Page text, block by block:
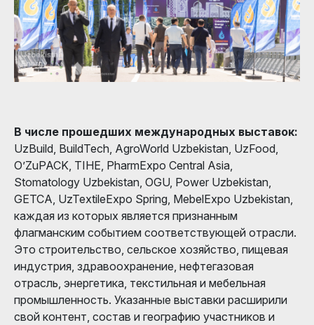
В числе прошедших международных выставок:
UzBuild, BuildTech, AgroWorld Uzbekistan, UzFood,
O’ZuPACK, TIHE, PharmExpo Central Asia,
Stomatology Uzbekistan, OGU, Power Uzbekistan,
GETCA, UzTextileExpo Spring, MebelExpo Uzbekistan,
каждая из которых является признанным
флагманским событием соответствующей отрасли.
Это строительство, сельское хозяйство, пищевая
индустрия, здравоохранение, нефтегазовая
отрасль, энергетика, текстильная и мебельная
промышленность. Указанные выставки расширили
свой контент, состав и географию участников и